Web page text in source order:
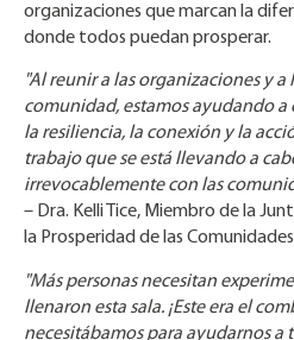
organizaciones que marcan la
donde todos puedan prosperar.
"Al reunir a las organizaciones y a
comunidad, estamos ayudando a
la resiliencia, la conexión y la
trabajo que se está llevando a
irrevocablemente con las
– Dra. Kelli Tice, Miembro de la
la Prosperidad de las Comunidades
"Más personas necesitan
llenaron esta sala. ¡Este era el
necesitábamos para ayudarnos a